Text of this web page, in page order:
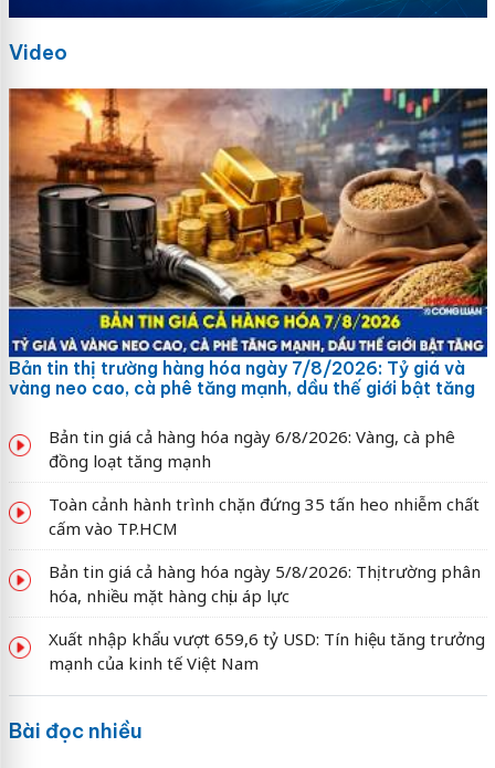
Video
Bản tin thị trường hàng hóa ngày 7/8/2026: Tỷ giá và
vàng neo cao, cà phê tăng mạnh, dầu thế giới bật tăng
Bản tin giá cả hàng hóa ngày 6/8/2026: Vàng, cà phê
đồng loạt tăng mạnh
Toàn cảnh hành trình chặn đứng 35 tấn heo nhiễm chất
cấm vào TP.HCM
Bản tin giá cả hàng hóa ngày 5/8/2026: Thị trường phân
hóa, nhiều mặt hàng chịu áp lực
Xuất nhập khẩu vượt 659,6 tỷ USD: Tín hiệu tăng trưởng
mạnh của kinh tế Việt Nam
Bài đọc nhiều